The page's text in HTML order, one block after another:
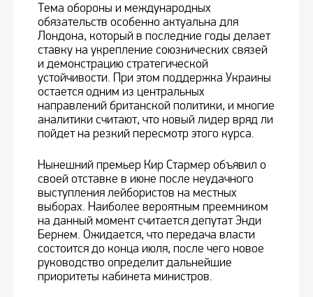
Тема обороны и международных
обязательств особенно актуальна для
Лондона, который в последние годы делает
ставку на укрепление союзнических связей
и демонстрацию стратегической
устойчивости. При этом поддержка Украины
остается одним из центральных
направлений британской политики, и многие
аналитики считают, что новый лидер вряд ли
пойдет на резкий пересмотр этого курса.
Нынешний премьер Кир Стармер объявил о
своей отставке в июне после неудачного
выступления лейбористов на местных
выборах. Наиболее вероятным преемником
на данный момент считается депутат Энди
Бернем. Ожидается, что передача власти
состоится до конца июля, после чего новое
руководство определит дальнейшие
приоритеты кабинета министров.